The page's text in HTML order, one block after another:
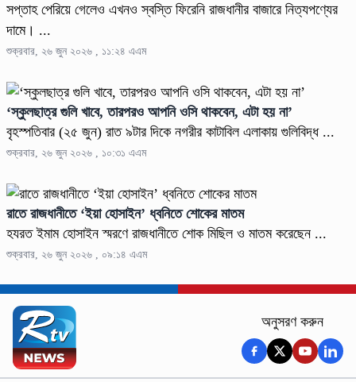
সপ্তাহ পেরিয়ে গেলেও এখনও স্বস্তি ফিরেনি রাজধানীর বাজারে নিত্যপণ্যের
দামে। ...
শুক্রবার, ২৬ জুন ২০২৬ , ১১:২৪ এএম
‘স্কুলছাত্র গুলি খাবে, তারপরও আপনি ওসি থাকবেন, এটা হয় না’
বৃহস্পতিবার (২৫ জুন) রাত ৯টার দিকে নগরীর কাটাবিল এলাকায় গুলিবিদ্ধ ...
শুক্রবার, ২৬ জুন ২০২৬ , ১০:৩১ এএম
রাতে রাজধানীতে ‘ইয়া হোসাইন’ ধ্বনিতে শোকের মাতম
হযরত ইমাম হোসাইন স্মরণে রাজধানীতে শোক মিছিল ও মাতম করেছেন ...
শুক্রবার, ২৬ জুন ২০২৬ , ০৯:১৪ এএম
অনুসরণ করুন